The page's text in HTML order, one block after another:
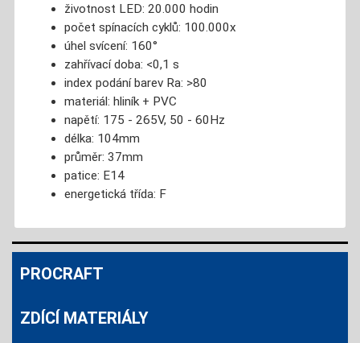
životnost LED: 20.000 hodin
počet spínacích cyklů: 100.000x
úhel svícení: 160°
zahřívací doba: <0,1 s
index podání barev Ra: >80
materiál: hliník + PVC
napětí: 175 - 265V, 50 - 60Hz
délka: 104mm
průměr: 37mm
patice: E14
energetická třída: F
PROCRAFT
ZDÍCÍ MATERIÁLY